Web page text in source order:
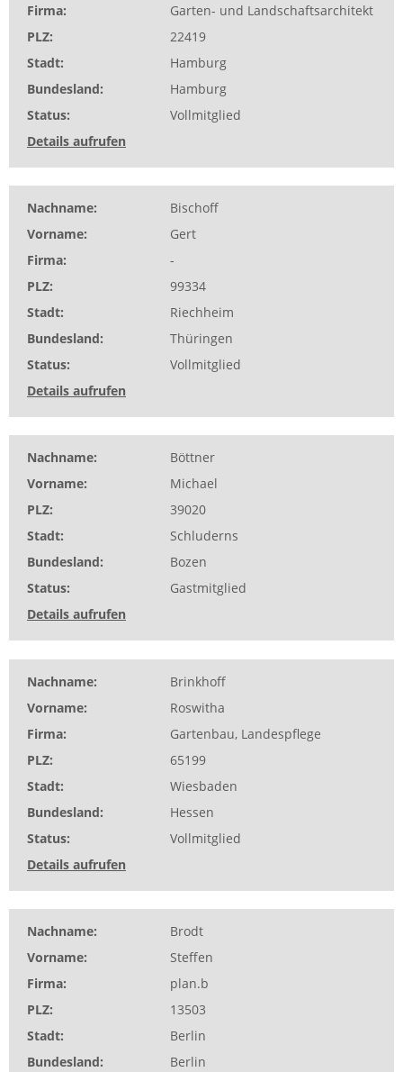
Firma
Garten- und Landschaftsarchitekt
PLZ
22419
Stadt
Hamburg
Bundesland
Hamburg
Status
Vollmitglied
Details aufrufen
Nachname
Bischoff
Vorname
Gert
Firma
-
PLZ
99334
Stadt
Riechheim
Bundesland
Thüringen
Status
Vollmitglied
Details aufrufen
Nachname
Böttner
Vorname
Michael
PLZ
39020
Stadt
Schluderns
Bundesland
Bozen
Status
Gastmitglied
Details aufrufen
Nachname
Brinkhoff
Vorname
Roswitha
Firma
Gartenbau, Landespflege
PLZ
65199
Stadt
Wiesbaden
Bundesland
Hessen
Status
Vollmitglied
Details aufrufen
Nachname
Brodt
Vorname
Steffen
Firma
plan.b
PLZ
13503
Stadt
Berlin
Bundesland
Berlin